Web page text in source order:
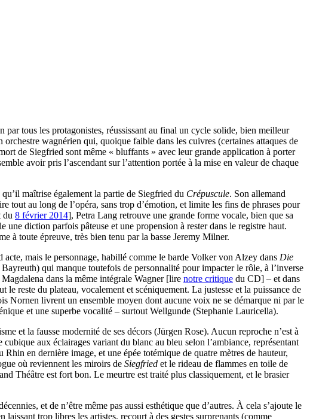
par tous les protagonistes, réussissant au final un cycle solide, bien meilleur
wagnérien qui, quoique faible dans les cuivres (certaines attaques de
de Siegfried sont même « bluffants » avec leur grande application à porter
avoir pris l’ascendant sur l’attention portée à la mise en valeur de chaque
maîtrise également la partie de Siegfried du Crépuscule. Son allemand
tout au long de l’opéra, sans trop d’émotion, et limite les fins de phrases pour
du 8 février 2014], Petra Lang retrouve une grande forme vocale, bien que sa
diction parfois pâteuse et une propension à rester dans le registre haut.
à toute épreuve, très bien tenu par la basse Jeremy Milner.
mais le personnage, habillé comme le barde Volker von Alzey dans Die
qui manque toutefois de personnalité pour impacter le rôle, à l’inverse
dans la même intégrale Wagner [lire notre critique du CD] – et dans
reste du plateau, vocalement et scéniquement. La justesse et la puissance de
Nornen livrent un ensemble moyen dont aucune voix ne se démarque ni par le
et une superbe vocalité – surtout Wellgunde (Stephanie Lauricella).
et la fausse modernité de ses décors (Jürgen Rose). Aucun reproche n’est à
aux éclairages variant du blanc au bleu selon l’ambiance, représentant
en dernière image, et une épée totémique de quatre mètres de hauteur,
où reviennent les miroirs de Siegfried et le rideau de flammes en toile de
Théâtre est fort bon. Le meurtre est traité plus classiquement, et le brasier
et de n’être même pas aussi esthétique que d’autres. À cela s’ajoute le
trop libres les artistes, recourt à des gestes surprenants (comme